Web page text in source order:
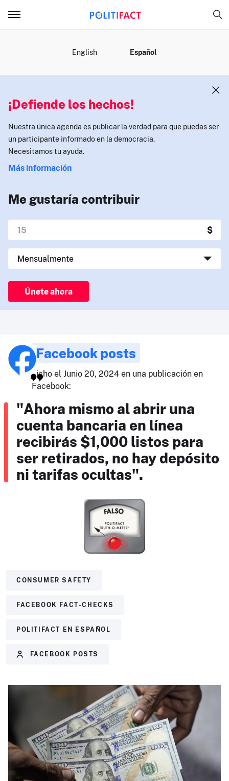
English Español
¡Defiende los hechos!
Nuestra única agenda es publicar la verdad para que puedas ser
un participante informado en la democracia.
Necesitamos tu ayuda.
Más información
Me gustaría contribuir
Únete ahora
Facebook posts
dicho el Junio 20, 2024 en una publicación en
Facebook:
"Ahora mismo al abrir una
cuenta bancaria en línea
recibirás $1,000 listos para
ser retirados, no hay depósito
ni tarifas ocultas".
CONSUMER SAFETY
FACEBOOK FACT-CHECKS
POLITIFACT EN ESPAÑOL
FACEBOOK POSTS